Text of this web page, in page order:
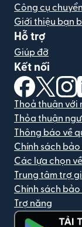
Công cụ
Giới thiệu bạn
Hỗ trợ
Giúp đỡ
Kết nối
(mở trong
(mở
Thoả thuận với
Thỏa thuận
Thông báo về
Chính sách
Các lựa chọn
Trung tâm trợ
Chính sách bảo
Trợ năng